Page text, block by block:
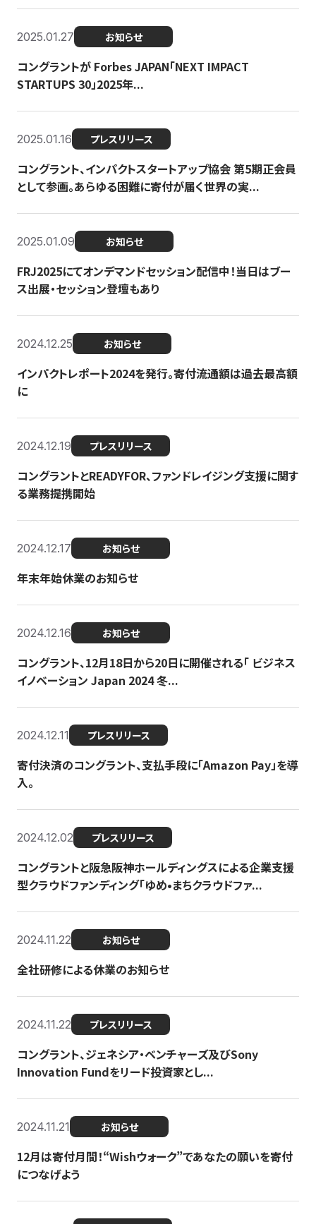
2025.01.27 お知らせ
コングラントが Forbes JAPAN「NEXT IMPACT
STARTUPS 30」2025年...
2025.01.16 プレスリリース
コングラント、インパクトスタートアップ協会 第5期正会員
として参画。あらゆる困難に寄付が届く世界の実...
2025.01.09 お知らせ
FRJ2025にてオンデマンドセッション配信中！当日はブー
ス出展・セッション登壇もあり
2024.12.25 お知らせ
インパクトレポート2024を発行。寄付流通額は過去最高額
に
2024.12.19 プレスリリース
コングラントとREADYFOR、ファンドレイジング支援に関す
る業務提携開始
2024.12.17 お知らせ
年末年始休業のお知らせ
2024.12.16 お知らせ
コングラント、12月18日から20日に開催される「 ビジネス
イノベーション Japan 2024 冬...
2024.12.11 プレスリリース
寄付決済のコングラント、支払手段に「Amazon Pay」を導
入。
2024.12.02 プレスリリース
コングラントと阪急阪神ホールディングスによる企業支援
型クラウドファンディング「ゆめ•まちクラウドファ...
2024.11.22 お知らせ
全社研修による休業のお知らせ
2024.11.22 プレスリリース
コングラント、ジェネシア・ベンチャーズ及びSony
Innovation Fundをリード投資家とし...
2024.11.21 お知らせ
12月は寄付月間！“Wishウォーク”であなたの願いを寄付
につなげよう